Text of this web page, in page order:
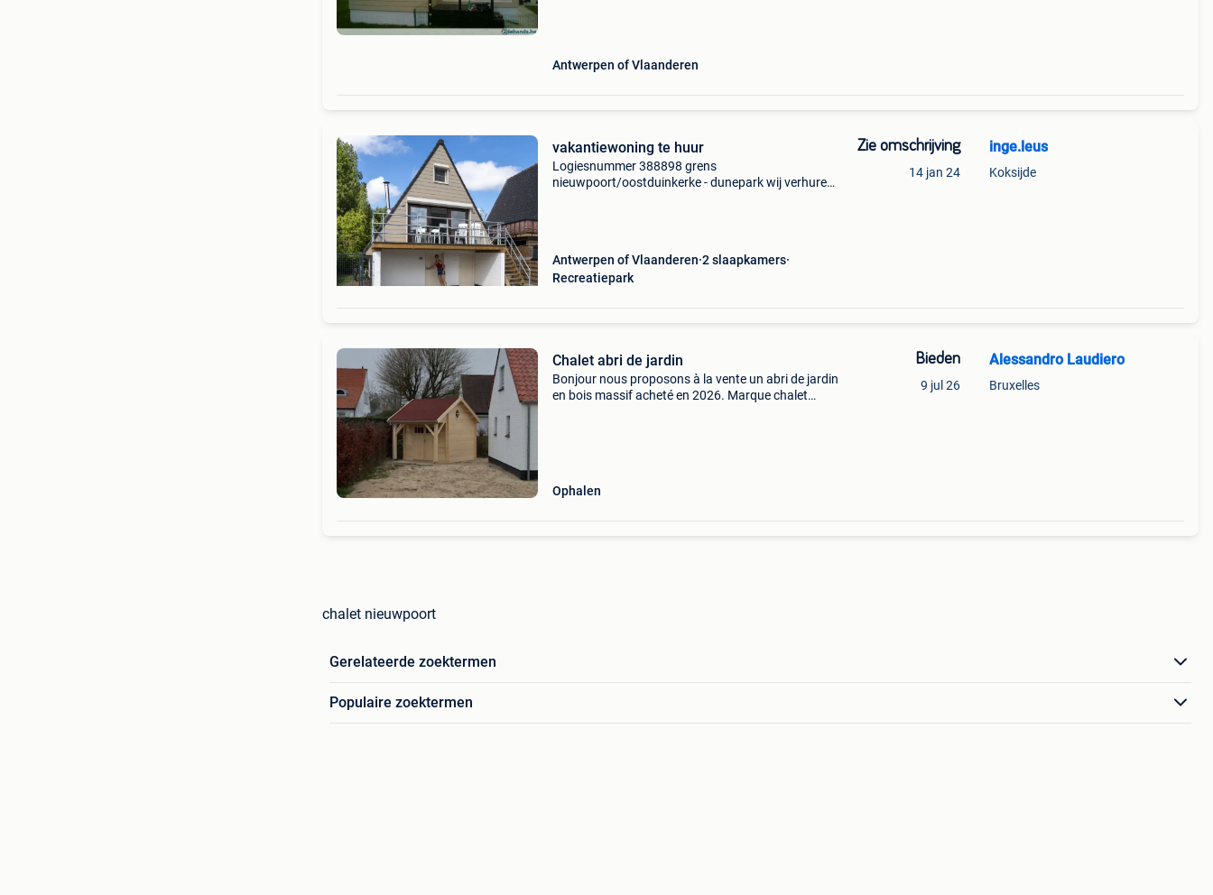
Antwerpen of Vlaanderen
vakantiewoning te huur
Logiesnummer 388898 grens
nieuwpoort/oostduinkerke - dunepark wij verhuren
Antwerpen of Vlaanderen 2 slaapkamers
Recreatiepark
Zie omschrijving
14 jan 24
inge.leus
Koksijde
Chalet abri de jardin
Bonjour nous proposons à la vente un abri de jardin
en bois massif acheté en 2026. Marque chalet
Ophalen
Bieden
9 jul 26
Alessandro Laudiero
Bruxelles
chalet nieuwpoort
Gerelateerde zoektermen
Populaire zoektermen